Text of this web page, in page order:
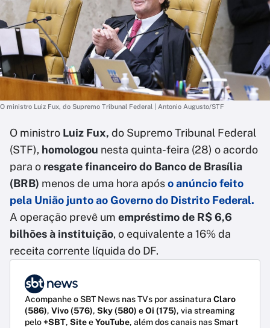
O ministro Luiz Fux, do Supremo Tribunal Federal | Antonio Augusto/STF
O ministro Luiz Fux, do Supremo Tribunal Federal
(STF), homologou nesta quinta-feira (28) o acordo
para o resgate financeiro do Banco de Brasília
(BRB) menos de uma hora apóso anúncio feito
pela União junto ao Governo do Distrito Federal.
A operação prevê um empréstimo de R$ 6,6
bilhões à instituição, o equivalente a 16% da
receita corrente líquida do DF.
Acompanhe o SBT News nas TVs por assinatura Claro
(586), Vivo (576), Sky (580) eOi (175), via streaming
pelo+SBT, SiteeYouTube, além dos canais nas Smart